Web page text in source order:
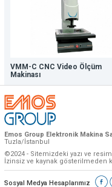
VMM-C CNC Video Ölçüm
Makinası
Emos Group Elektronik Makina
Tuzla/İstanbul
©2024 - Sitemizdeki yazı ve
İzinsiz ve kaynak gösterilmeden
Sosyal Medya Hesaplarımız